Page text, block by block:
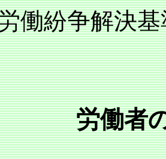
争解決基
の人権